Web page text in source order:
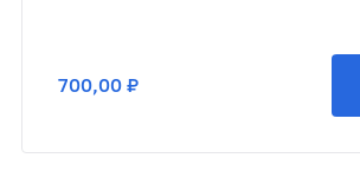
700,00 ₽